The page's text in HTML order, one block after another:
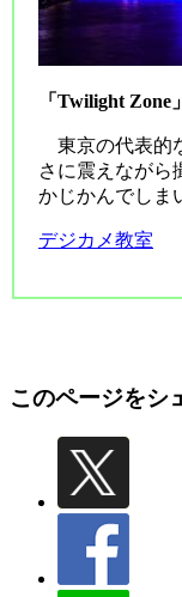
「Twilight Zone」
東京の代表的
さに震えながら
かじかんでしま
デジカメ教室
このページをシ